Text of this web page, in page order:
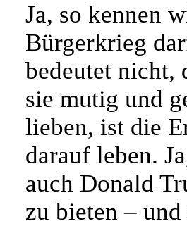
Ja, so kennen
Bürgerkrieg
bedeutet nicht,
sie mutig und
lieben, ist die
darauf leben.
auch Donald
zu bieten –